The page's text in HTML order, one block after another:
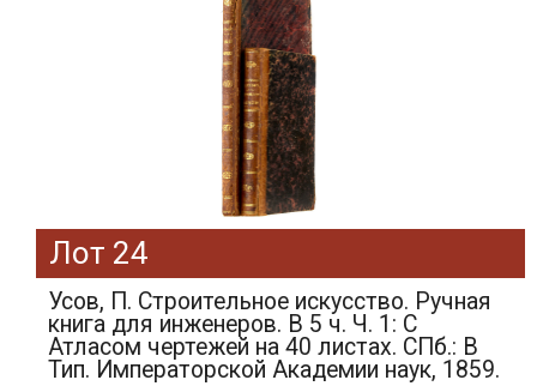
Лот 24
Усов, П. Строительное искусство. Ручная
книга для инженеров. В 5 ч. Ч. 1: С
Атласом чертежей на 40 листах. СПб.: В
Тип. Императорской Академии наук, 1859.